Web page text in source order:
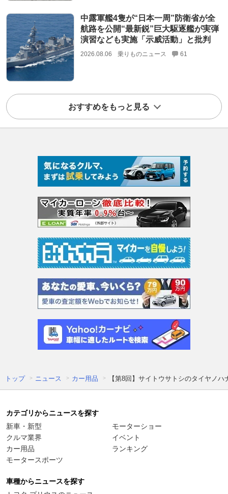
中露軍艦4隻が“日本一周”防衛省が全
航路を公開“最新鋭”巨大駆逐艦が実弾
演習なども実施「示威活動」と批判
2026.08.06 乗りものニュース 61
おすすめをもっと見る
トップ ニュース カー用品 【第8回】サイトウサトシのタイヤノ
カテゴリからニュースを探す
新車・新型
クルマ業界
カー用品
モータースポーツ
モーターショー
イベント
ランキング
車種からニュースを探す